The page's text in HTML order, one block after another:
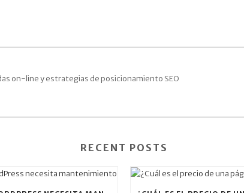
on-line y estrategias de posicionamiento SEO
RECENT POSTS